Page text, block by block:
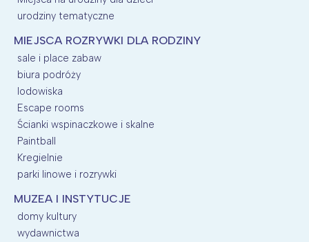
urodziny tematyczne
MIEJSCA ROZRYWKI DLA RODZINY
sale i place zabaw
biura podróży
lodowiska
Escape rooms
Ścianki wspinaczkowe i skalne
Paintball
Kregielnie
parki linowe i rozrywki
MUZEA I INSTYTUCJE
domy kultury
wydawnictwa